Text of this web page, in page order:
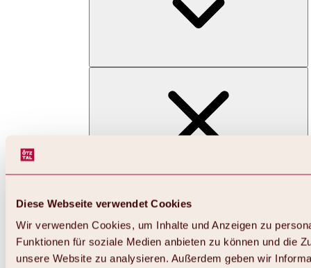
Diese Webseite verwendet Cookies
Wir verwenden Cookies, um Inhalte und Anzeigen zu
Funktionen für soziale Medien anbieten zu können und die
unsere Website zu analysieren. Außerdem geben wir